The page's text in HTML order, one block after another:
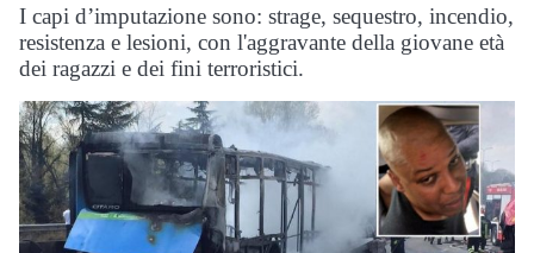
I capi d’imputazione sono: strage, sequestro, incendio,
resistenza e lesioni, con l'aggravante della giovane età
dei ragazzi e dei fini terroristici.